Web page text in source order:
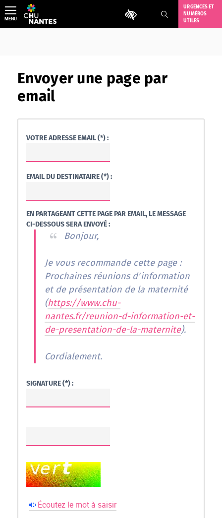
Aller
au
contenu
Outils d'accessibilité
URGENCES ET
NUMÉROS
UTILES
MENU
Envoyer une page par
email
VOTRE ADRESSE EMAIL (*) :
EMAIL DU DESTINATAIRE (*) :
EN PARTAGEANT CETTE PAGE PAR EMAIL, LE MESSAGE
CI-DESSOUS SERA ENVOYÉ :
Bonjour,
Je vous recommande cette page :
Prochaines réunions d'information
et de présentation de la maternité
(https://www.chu-
nantes.fr/reunion-d-information-et-
de-presentation-de-la-maternite).
Cordialement.
SIGNATURE (*) :
Écoutez le mot à saisir